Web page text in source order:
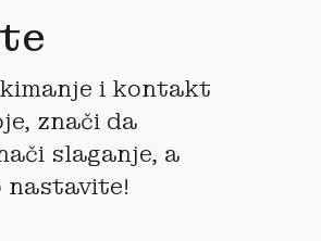
i kontakt
znači da
slaganje, a
nastavite!